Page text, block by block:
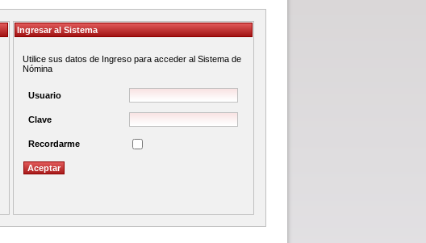
Ingresar al Sistema
Utilice sus datos de Ingreso para acceder al Sistema de
Nómina
Usuario
Clave
Recordarme